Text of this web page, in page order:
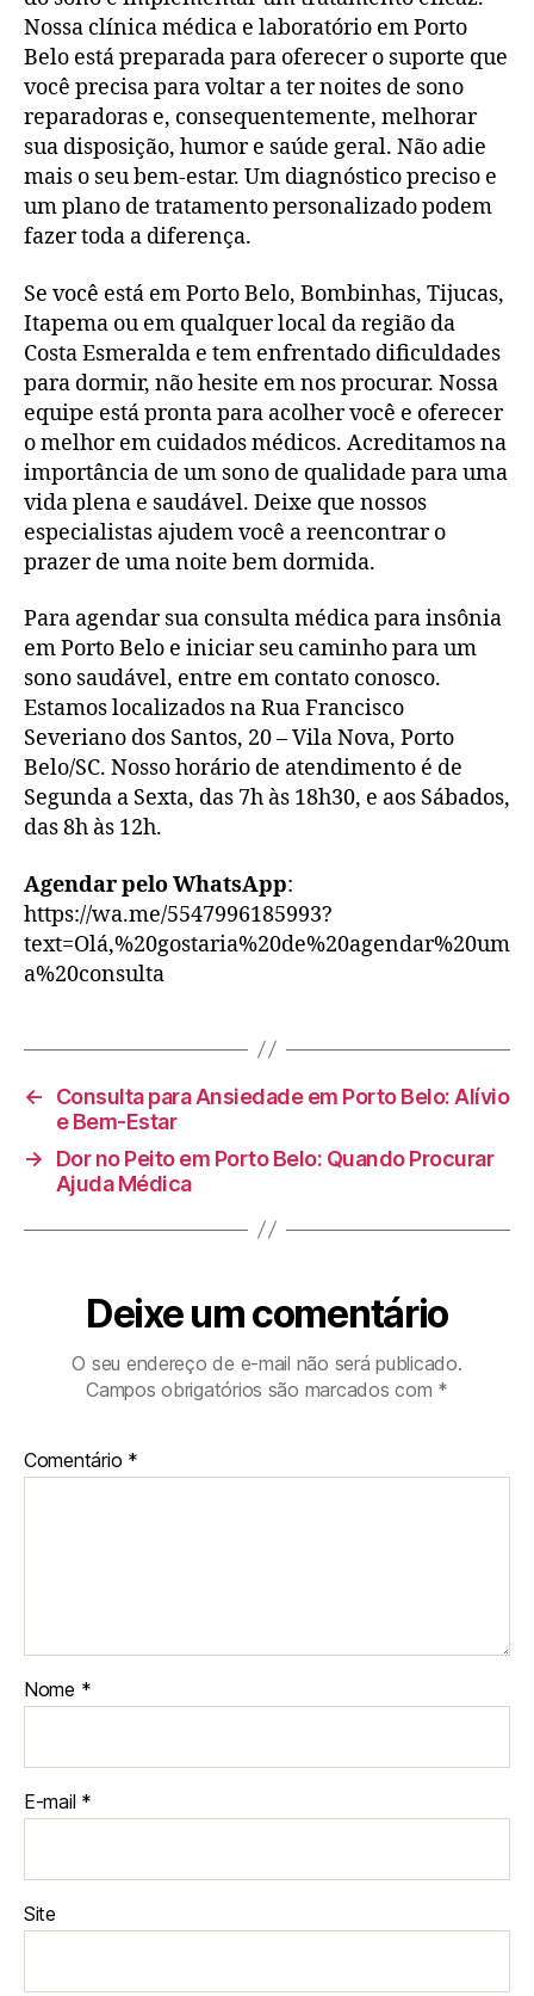
Nossa clínica médica e laboratório em Porto
Belo está preparada para oferecer o suporte que
você precisa para voltar a ter noites de sono
reparadoras e, consequentemente, melhorar
sua disposição, humor e saúde geral. Não adie
mais o seu bem-estar. Um diagnóstico preciso e
um plano de tratamento personalizado podem
fazer toda a diferença.
Se você está em Porto Belo, Bombinhas, Tijucas,
Itapema ou em qualquer local da região da
Costa Esmeralda e tem enfrentado dificuldades
para dormir, não hesite em nos procurar. Nossa
equipe está pronta para acolher você e oferecer
o melhor em cuidados médicos. Acreditamos na
importância de um sono de qualidade para uma
vida plena e saudável. Deixe que nossos
especialistas ajudem você a reencontrar o
prazer de uma noite bem dormida.
Para agendar sua consulta médica para insônia
em Porto Belo e iniciar seu caminho para um
sono saudável, entre em contato conosco.
Estamos localizados na Rua Francisco
Severiano dos Santos, 20 – Vila Nova, Porto
Belo/SC. Nosso horário de atendimento é de
Segunda a Sexta, das 7h às 18h30, e aos Sábados,
das 8h às 12h.
Agendar pelo WhatsApp:
https://wa.me/5547996185993?
text=Olá,%20gostaria%20de%20agendar%20um
a%20consulta
←
Consulta para Ansiedade em Porto Belo: Alívio
e Bem-Estar
→
Dor no Peito em Porto Belo: Quando Procurar
Ajuda Médica
Deixe um comentário
O seu endereço de e-mail não será publicado.
Campos obrigatórios são marcados com *
Comentário *
Nome *
E-mail *
Site